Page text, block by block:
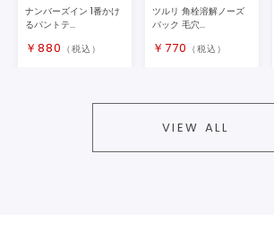
ナンバーズイン 1番かけ
るパントテ...
￥ 880 （税込）
ツルリ 角栓溶解ノーズ
パック 毛穴...
￥ 770 （税込）
VIEW ALL